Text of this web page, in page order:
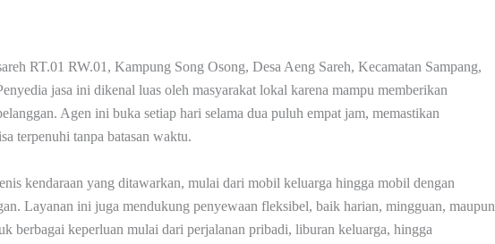
RT.01 RW.01, Kampung Song Osong, Desa Aeng Sareh, Kecamatan Sampang,
jasa ini dikenal luas oleh masyarakat lokal karena mampu memberikan
Agen ini buka setiap hari selama dua puluh empat jam, memastikan
terpenuhi tanpa batasan waktu.
kendaraan yang ditawarkan, mulai dari mobil keluarga hingga mobil dengan
Layanan ini juga mendukung penyewaan fleksibel, baik harian, mingguan, maupun
berbagai keperluan mulai dari perjalanan pribadi, liburan keluarga, hingga